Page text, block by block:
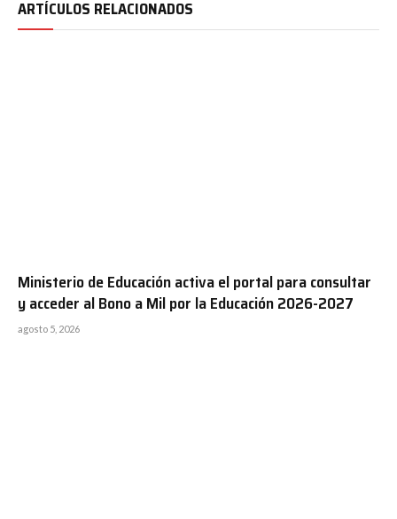
ARTÍCULOS RELACIONADOS
Ministerio de Educación activa el portal para consultar
y acceder al Bono a Mil por la Educación 2026-2027
agosto 5, 2026